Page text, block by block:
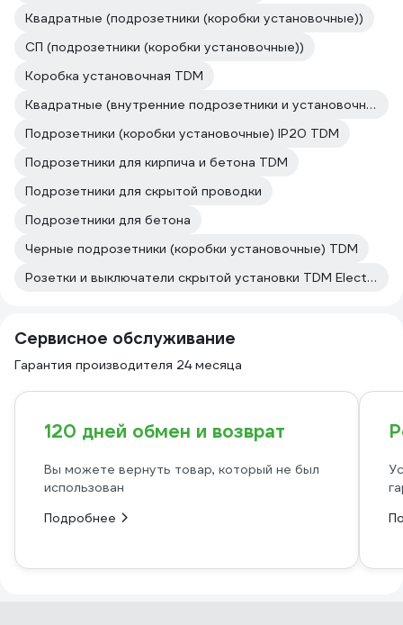
Квадратные (подрозетники (коробки установочные))
СП (подрозетники (коробки установочные))
Коробка установочная TDM
Квадратные (внутренние подрозетники и установочные коробки скрытой установки)
Подрозетники (коробки установочные) IP20 TDM
Подрозетники для кирпича и бетона TDM
Подрозетники для скрытой проводки
Подрозетники для бетона
Черные подрозетники (коробки установочные) TDM
Розетки и выключатели скрытой установки TDM Electric
Сервисное обслуживание
Гарантия производителя 24 месяца
120 дней обмен и возврат
Вы можете вернуть товар, который не был
использован
Подробнее